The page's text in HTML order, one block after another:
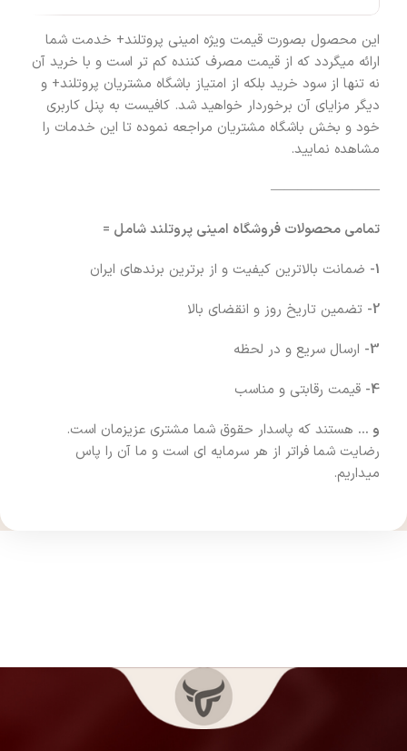
این محصول بصورت قیمت ویژه امینی پروتلند+ خدمت شما
ارائه میگردد که از قیمت مصرف کننده کم تر است و با خرید آن
نه تنها از سود خرید بلکه از امتیاز باشگاه مشتریان پروتلند+ و
دیگر مزایای آن برخوردار خواهید شد. کافیست به پنل کاربری
خود و بخش باشگاه مشتریان مراجعه نموده تا این خدمات را
مشاهده نمایید.
————————
تمامی محصولات فروشگاه امینی پروتلند شامل =
1- ضمانت بالاترین کیفیت و از برترین برندهای ایران
2- تضمین تاریخ روز و انقضای بالا
3- ارسال سریع و در لحظه
4- قیمت رقابتی و مناسب
و … هستند که پاسدار حقوق شما مشتری عزیزمان است.
رضایت شما فراتر از هر سرمایه ای است و ما آن را پاس
میداریم.